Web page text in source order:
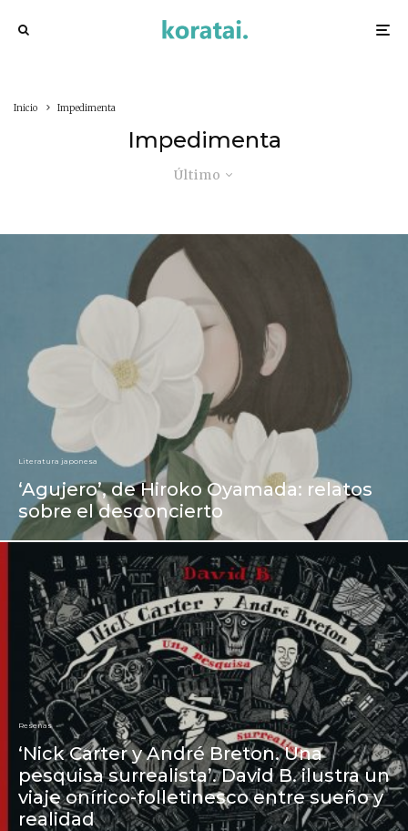
Inicio Impedimenta
Impedimenta
Último
Literatura japonesa
‘Agujero’, de Hiroko Oyamada: relatos
sobre el desconcierto
Reseñas
‘Nick Carter y André Breton. Una
pesquisa surrealista’. David B. ilustra un
viaje onírico-folletinesco entre sueño y
realidad